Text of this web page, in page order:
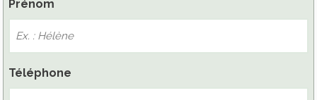
Prénom
Téléphone